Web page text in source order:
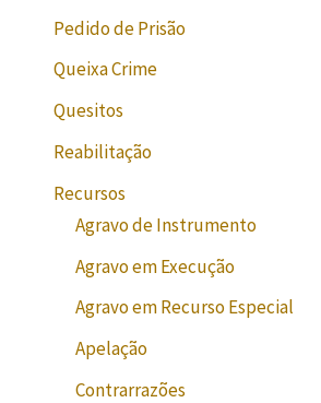
Pedido de Prisão
Queixa Crime
Quesitos
Reabilitação
Recursos
Agravo de Instrumento
Agravo em Execução
Agravo em Recurso Especial
Apelação
Contrarrazões